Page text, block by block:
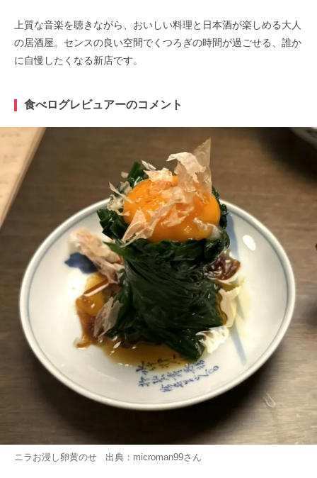
上質な音楽を聴きながら、おいしい料理と日本酒が楽しめる大人
の居酒屋。センスの良い空間でくつろぎの時間が過ごせる、誰か
に自慢したくなる新店です。
食べログレビュアーのコメント
ニラお浸し卵黄のせ 出典： microman99さん